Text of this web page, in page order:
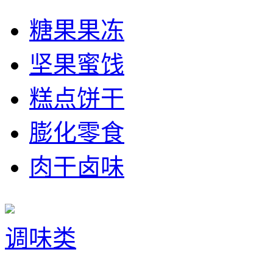
糖果果冻
坚果蜜饯
糕点饼干
膨化零食
肉干卤味
调味类